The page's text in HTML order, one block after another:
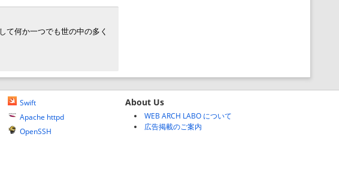
て何か一つでも世の中の多く
Swift
Apache httpd
OpenSSH
About Us
WEB ARCH LABO について
広告掲載のご案内